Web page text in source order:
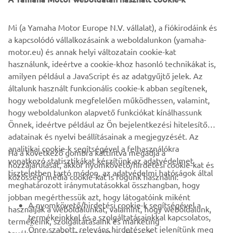
Utazási tartozékaink a praktikus dizájnt intelligens
technológiával ötvözik.
Tökéletes választás mindazoknak, akik útközben is
szeretnek önállóak maradni és kapcsolatban lenni – akár
egynapos kirándulásról, akár hosszabb túráról van szó.
VÁLLALATI
B2B
TÖBB YAMAHA
Mi (a Yamaha Motor Europe N.V. vállalat), a fiókirodáink és
a kapcsolódó vállalkozásaink a weboldalunkon (yamaha-
motor.eu) és annak helyi változatain cookie-kat
használunk, ideértve a cookie-khoz hasonló technikákat is,
amilyen például a JavaScript és az adatgyűjtő jelek. Az
általunk használt funkcionális cookie-k abban segítenek,
hogy weboldalunk megfelelően működhessen, valamint,
hogy weboldalunkon alapvető funkciókat kínálhassunk
Önnek, ideértve például az Ön bejelentkezési hitelesítő
adatainak és nyelvi beállításainak a megjegyzését. Az
analitikai cookie-k segítségével a felhasználókra
vonatkozó statisztikákat készítünk az adatvédelmet
tiszteletben tartó módon, az adatvédelmi hatóságok által
meghatározott iránymutatásokkal összhangban, hogy
jobban megérthessük azt, hogy látogatóink miként
használják a weboldalunkat, valamint, hogy weboldalunk,
termékeink, szolgáltatásaink és marketing
tevékenységeink színvonalát javíthassuk.
Ha a következő gombra kattintva megadja a
hozzájárulását, akkor nyomkövető/hirdetési cookie-kat és
közösségi média cookie-kat is fogunk használni:
A nyomkövető/hirdetési cookie-k segítségével a
termékeinkkel és a szolgáltatásainkkal kapcsolatos,
Önre szabott, releváns hirdetéseket jelenítünk meg